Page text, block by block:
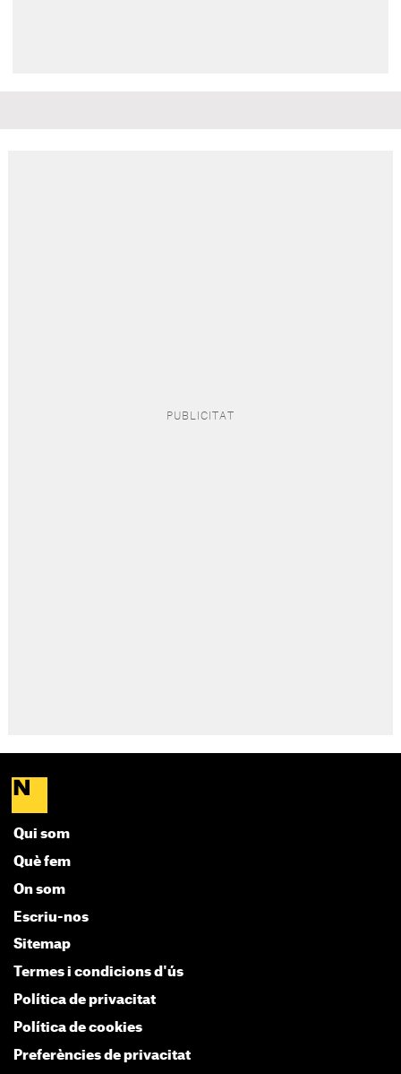
Qui som
Què fem
On som
Escriu-nos
Sitemap
Termes i condicions d'ús
Política de privacitat
Política de cookies
Preferències de privacitat